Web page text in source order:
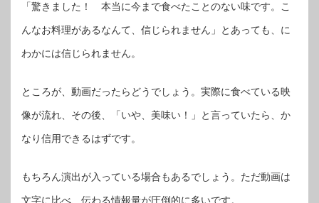
「驚きました！ 本当に今まで食べたことのない味です。こ
んなお料理があるなんて、信じられません」とあっても、に
わかには信じられません。
ところが、動画だったらどうでしょう。実際に食べている映
像が流れ、その後、「いや、美味い！」と言っていたら、か
なり信用できるはずです。
もちろん演出が入っている場合もあるでしょう。ただ動画は
文字に比べ、伝わる情報量が圧倒的に多いです。